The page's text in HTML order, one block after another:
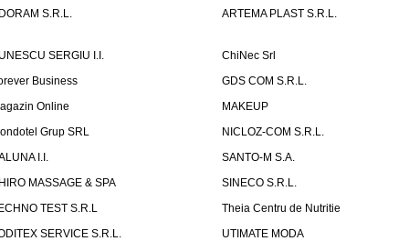
S.R.L.
ARTEMA PLAST S.R.L.
SERGIU I.I.
ChiNec Srl
Business
GDS COM S.R.L.
Online
MAKEUP
Grup SRL
NICLOZ-COM S.R.L.
I.I.
SANTO-M S.A.
MASSAGE & SPA
SINECO S.R.L.
TEST S.R.L
Theia Centru de Nutritie
SERVICE S.R.L.
UTIMATE MODA